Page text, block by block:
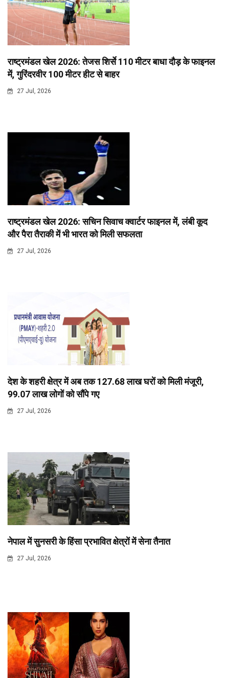
राष्ट्रमंडल खेल 2026: तेजस शिर्से 110 मीटर बाधा दौड़ के फाइनल
में, गुरिंदरवीर 100 मीटर हीट से बाहर
27 Jul, 2026
राष्ट्रमंडल खेल 2026: सचिन सिवाच क्वार्टर फाइनल में, लंबी कूद
और पैरा तैराकी में भी भारत को मिली सफलता
27 Jul, 2026
देश के शहरी क्षेत्र में अब तक 127.68 लाख घरों को मिली मंजूरी,
99.07 लाख लोगों को सौंपे गए
27 Jul, 2026
नेपाल में सुनसरी के हिंसा प्रभावित क्षेत्रों में सेना तैनात
27 Jul, 2026